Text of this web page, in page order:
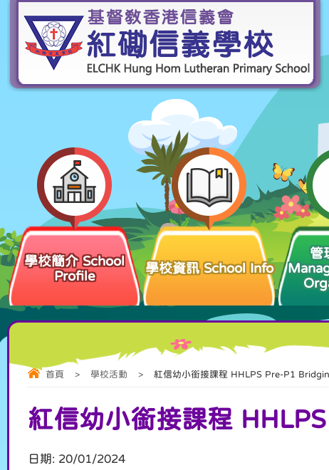
學校簡介 School
Profile
學校資訊 School Info
管
首頁 > 學校活動 > 紅信幼小銜接課程 HHLPS Pre-P1
紅信幼小銜接課程
日期: 20/01/2024